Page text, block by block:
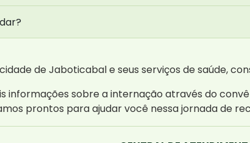
de Jaboticabal e seus serviços de saúde,
informações sobre a internação através do
prontos para ajudar você nessa jornada de